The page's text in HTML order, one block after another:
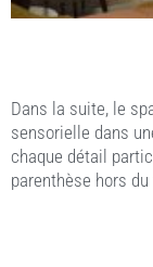
Dans la suite, le
sensorielle dans
chaque détail
parenthèse hors